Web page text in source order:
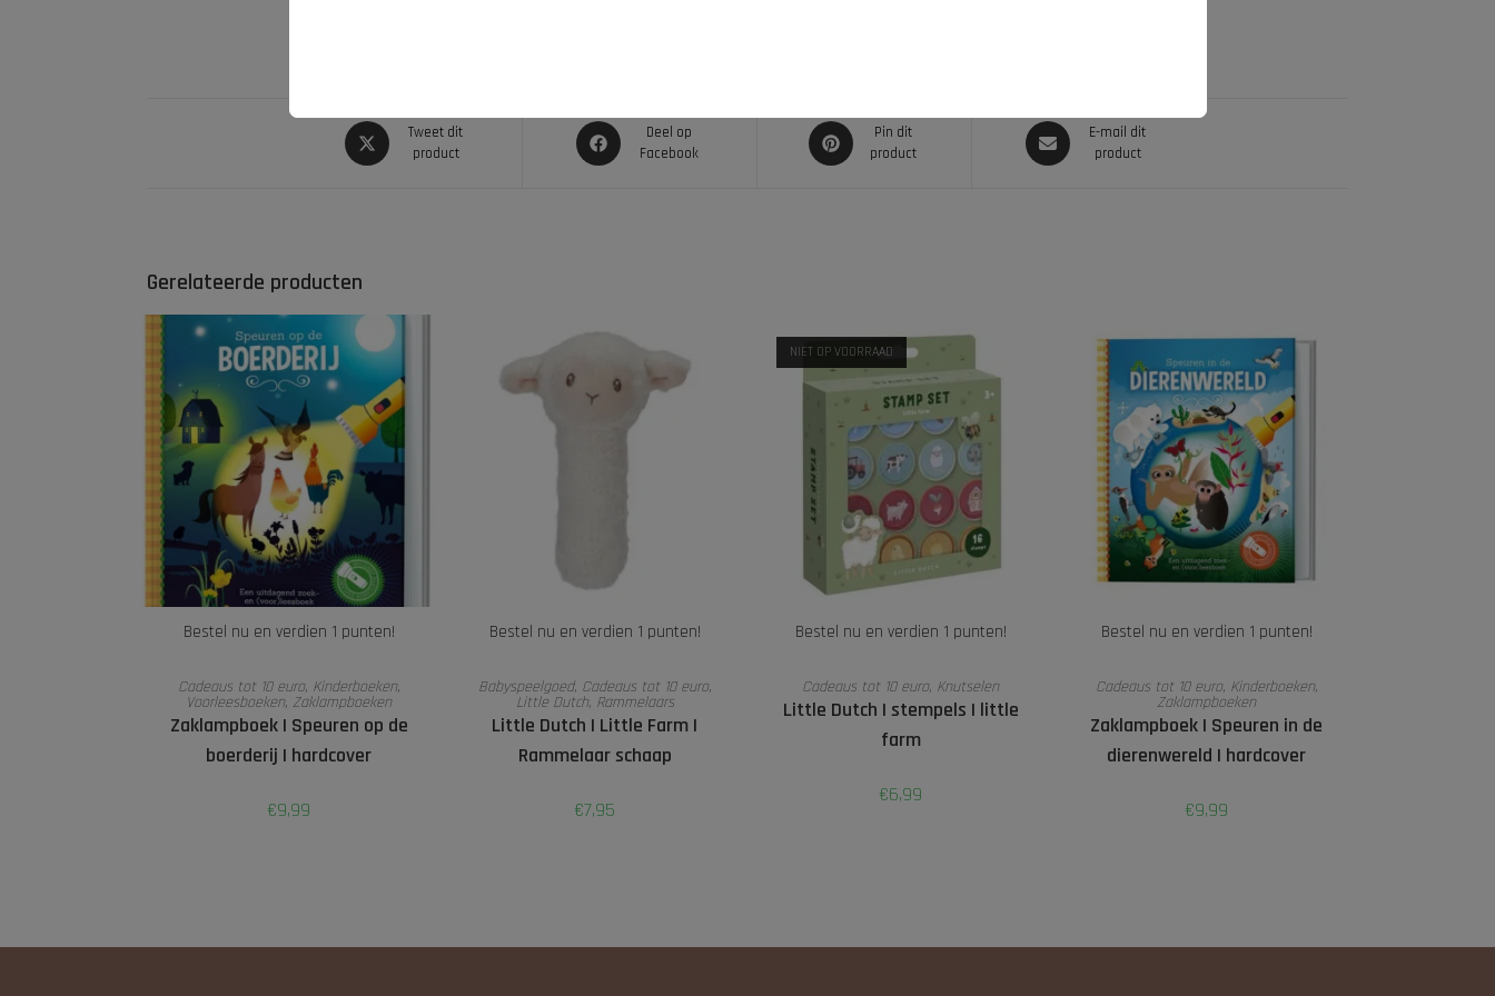
Tweet dit
product
Deel op
Facebook
Pin dit
product
E-mail dit
product
Gerelateerde producten
Bestel nu en verdien 1 punten!
TOEVOEGEN AAN WINKELWAGEN
Cadeaus tot 10 euro, Kinderboeken,
Voorleesboeken, Zaklampboeken
Zaklampboek I Speuren op de
boerderij I hardcover
€9,99
Bestel nu en verdien 1 punten!
TOEVOEGEN AAN WINKELWAGEN
Babyspeelgoed, Cadeaus tot 10 euro,
Little Dutch, Rammelaars
Little Dutch I Little Farm I
Rammelaar schaap
€7,95
NIET OP VOORRAAD
Bestel nu en verdien 1 punten!
LEES VERDER
Cadeaus tot 10 euro, Knutselen
Little Dutch | stempels | little
farm
€6,99
Bestel nu en verdien 1 punten!
TOEVOEGEN AAN WINKELWAGEN
Cadeaus tot 10 euro, Kinderboeken,
Zaklampboeken
Zaklampboek I Speuren in de
dierenwereld I hardcover
€9,99